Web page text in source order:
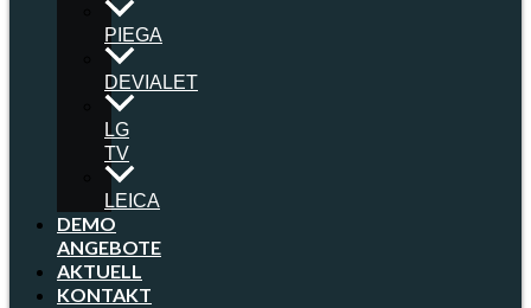
PIEGA
DEVIALET
LG
TV
LEICA
DEMO
ANGEBOTE
AKTUELL
KONTAKT